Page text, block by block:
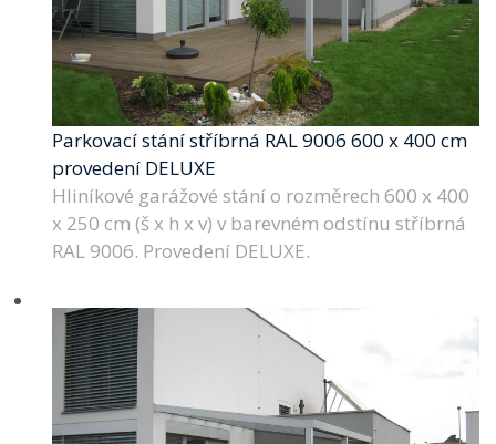
Parkovací stání stříbrná RAL 9006 600 x 400 cm
provedení DELUXE
Hliníkové garážové stání o rozměrech 600 x 400
x 250 cm (š x h x v) v barevném odstínu stříbrná
RAL 9006. Provedení DELUXE.